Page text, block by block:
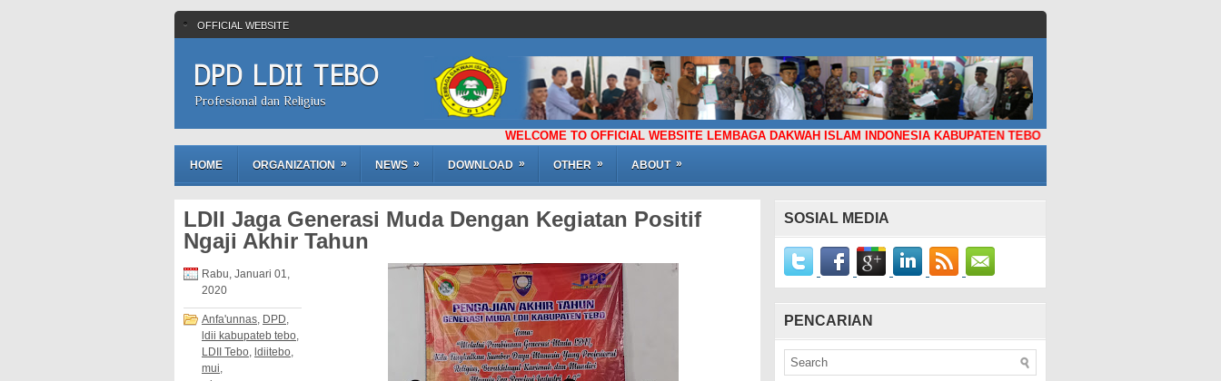
OFFICIAL WEBSITE
DPD LDII TEBO
Profesional dan Religius
WELCOME TO OFFICIAL WEBSITE LEMBAGA DAKWAH ISLAM INDONESIA KABUPATEN TEBO
HOME ORGANIZATION » NEWS » DOWNLOAD » OTHER » ABOUT »
LDII Jaga Generasi Muda Dengan Kegiatan Positif
Ngaji Akhir Tahun
Rabu, Januari 01,
2020
Anfa'unnas, DPD,
ldii kabupateb tebo,
LDII Tebo, ldiitebo,
mui,
SOSIAL MEDIA
PENCARIAN